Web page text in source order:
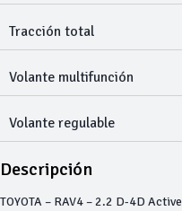
Tracción total
Volante multifunción
Volante regulable
Descripción
TOYOTA – RAV4 – 2.2 D-4D Active